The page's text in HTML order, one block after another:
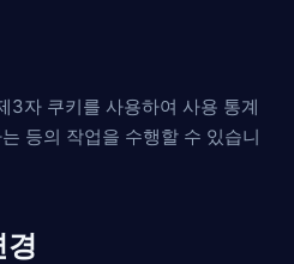
3자 쿠키를 사용하여 사용 통계
등의 작업을 수행할 수 있습니
경